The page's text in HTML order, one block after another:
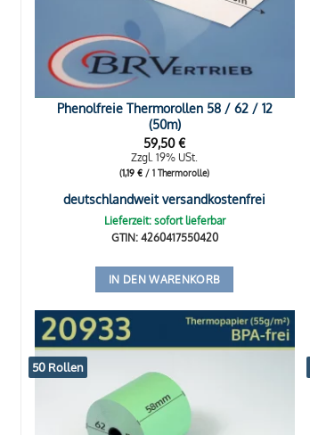
Phenolfreie Thermorollen 58 / 62 / 12
(50m)
59,50€
Zzgl. 19% USt.
(1,19€ / 1 Thermorolle)
deutschlandweit versandkostenfrei
Lieferzeit: sofort lieferbar
GTIN: 4260417550420
IN DEN WARENKORB
50 Rollen